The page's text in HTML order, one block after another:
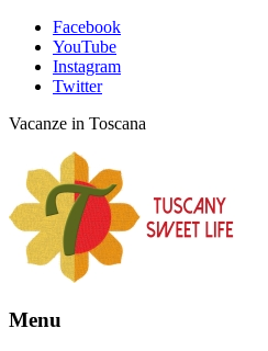
Facebook
YouTube
Instagram
Twitter
Vacanze in Toscana
Menu